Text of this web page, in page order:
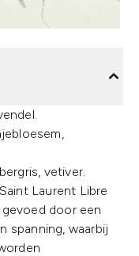
vetiver.
Laurent Libre
door een
spanning, waarbij